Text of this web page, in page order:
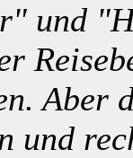
und
Aber
und